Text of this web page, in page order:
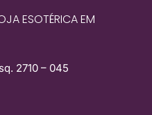
ESOTÉRICA EM
2710 – 045